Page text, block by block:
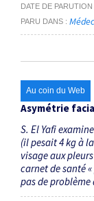
DATE DE PARUTION
PARU DANS
Au coin du Web
Asymétrie
S. El Yafi
(il pesait 4 kg à
visage aux
carnet de santé
pas de problème